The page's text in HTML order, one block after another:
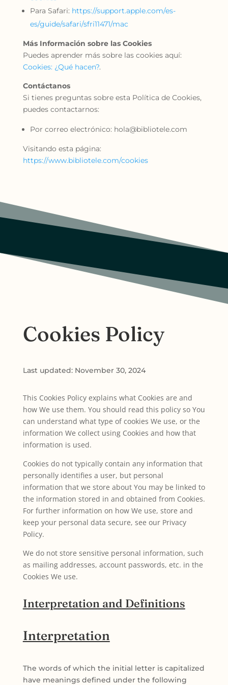
Para Safari: https://support.apple.com/es-
es/guide/safari/sfri11471/mac
Más Información sobre las Cookies
Puedes aprender más sobre las cookies aquí:
Cookies: ¿Qué hacen?.
Contáctanos
Si tienes preguntas sobre esta Política de Cookies,
puedes contactarnos:
Por correo electrónico: hola@bibliotele.com
Visitando esta página:
https://www.bibliotele.com/cookies
Cookies Policy
Last updated: November 30, 2024
This Cookies Policy explains what Cookies are and
how We use them. You should read this policy so You
can understand what type of cookies We use, or the
information We collect using Cookies and how that
information is used.
Cookies do not typically contain any information that
personally identifies a user, but personal
information that we store about You may be linked to
the information stored in and obtained from Cookies.
For further information on how We use, store and
keep your personal data secure, see our Privacy
Policy.
We do not store sensitive personal information, such
as mailing addresses, account passwords, etc. in the
Cookies We use.
Interpretation and Definitions
Interpretation
The words of which the initial letter is capitalized
have meanings defined under the following